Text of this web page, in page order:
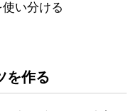
い分ける
を作る